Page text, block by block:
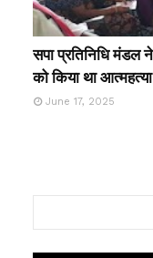
सपा प्रतिनिधि मंडल
को किया था
June 17, 2025